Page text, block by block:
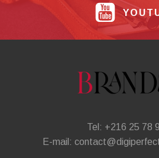
Tel: +216 25 78
E-mail: